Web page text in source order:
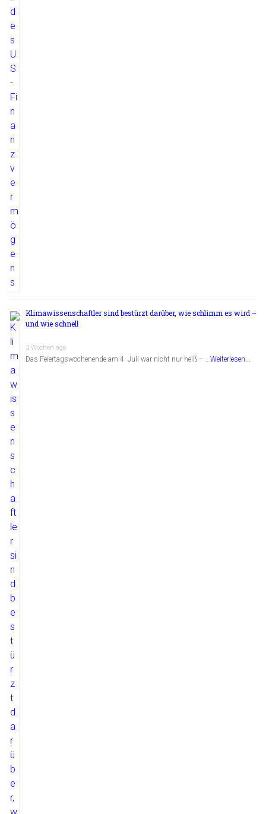
Klimawissenschaftler sind bestürzt darüber, wie schlimm es wird –
und wie schnell
3 Wochen ago
Das Feiertagswochenende am 4. Juli war nicht nur heiß – …Weiterlesen...